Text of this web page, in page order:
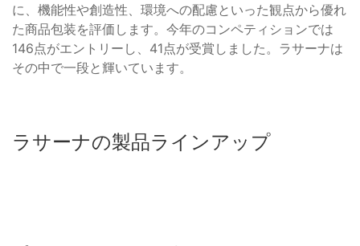
に、機能性や創造性、環境への配慮といった観点から優れ
た商品包装を評価します。今年のコンペティションでは
146点がエントリーし、41点が受賞しました。ラサーナは
その中で一段と輝いています。
ラサーナの製品ラインアップ